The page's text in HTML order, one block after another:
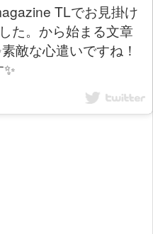
TLでお見掛け
た。から始まる文章
敵な心遣いですね！